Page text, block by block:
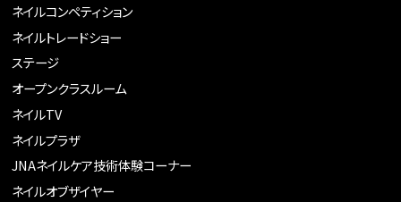
ネイルコンペティション
ネイルトレードショー
ステージ
オープンクラスルーム
ネイルTV
ネイルプラザ
JNAネイルケア技術体験コーナー
ネイルオブザイヤー